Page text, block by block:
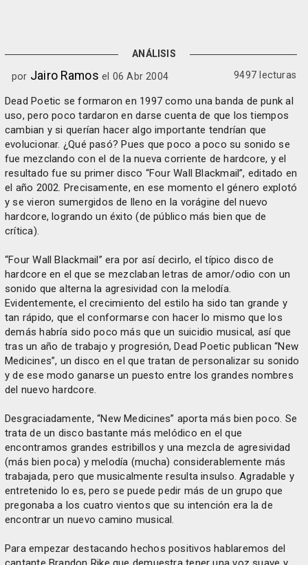
ANÁLISIS
por Jairo Ramos el 06 Abr 2004 9497 lecturas
Dead Poetic se formaron en 1997 como una banda de punk al
uso, pero poco tardaron en darse cuenta de que los tiempos
cambian y si querían hacer algo importante tendrían que
evolucionar. ¿Qué pasó? Pues que poco a poco su sonido se
fue mezclando con el de la nueva corriente de hardcore, y el
resultado fue su primer disco “Four Wall Blackmail”, editado en
el año 2002. Precisamente, en ese momento el género explotó
y se vieron sumergidos de lleno en la vorágine del nuevo
hardcore, logrando un éxito (de público más bien que de
crítica).
“Four Wall Blackmail” era por así decirlo, el típico disco de
hardcore en el que se mezclaban letras de amor/odio con un
sonido que alterna la agresividad con la melodía.
Evidentemente, el crecimiento del estilo ha sido tan grande y
tan rápido, que el conformarse con hacer lo mismo que los
demás habría sido poco más que un suicidio musical, así que
tras un año de trabajo y progresión, Dead Poetic publican “New
Medicines”, un disco en el que tratan de personalizar su sonido
y de ese modo ganarse un puesto entre los grandes nombres
del nuevo hardcore.
Desgraciadamente, “New Medicines” aporta más bien poco. Se
trata de un disco bastante más melódico en el que
encontramos grandes estribillos y una mezcla de agresividad
(más bien poca) y melodía (mucha) considerablemente más
trabajada, pero que musicalmente resulta insulso. Agradable y
entretenido lo es, pero se puede pedir más de un grupo que
pregonaba a los cuatro vientos que su intención era la de
encontrar un nuevo camino musical.
Para empezar destacando hechos positivos hablaremos del